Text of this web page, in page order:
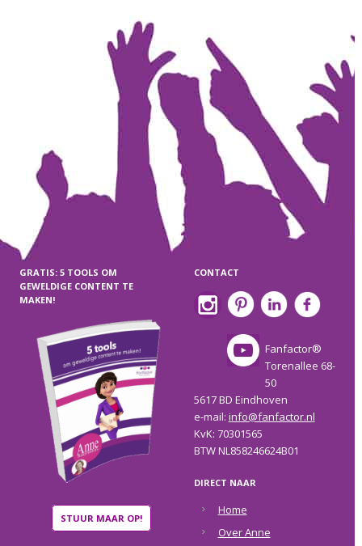
GRATIS: 5 TOOLS OM
GEWELDIGE CONTENT TE
MAKEN!
STUUR MAAR OP!
CONTACT
Fanfactor®
Torenallee 68-
50
5617 BD Eindhoven
e-mail: info@fanfactor.nl
KvK: 70301565
BTW NL858246624B01
DIRECT NAAR
Home
Over Anne